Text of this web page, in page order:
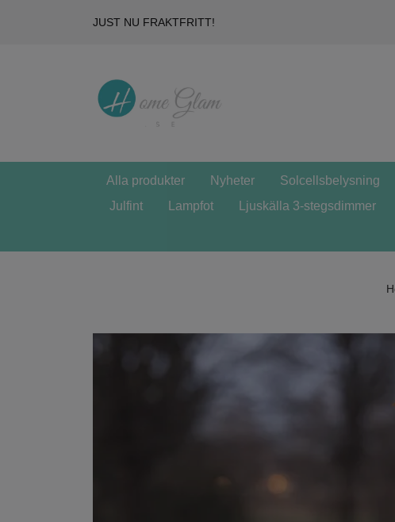
JUST NU FRAKTFRITT!
Alla produkter Nyheter Solcellsbelysning
Julfint
Lampfot Ljuskälla 3-stegsdimmer